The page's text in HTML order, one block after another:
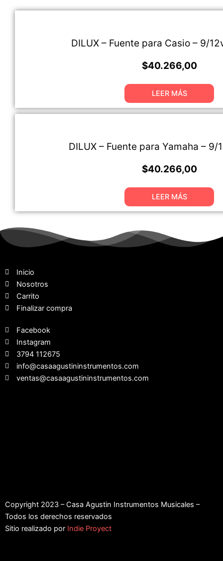
DILUX – Fuente para Casio – 9/
$40.266,00
LEER MÁS
DILUX – Fuente para Yamaha – 9/
$40.266,00
LEER MÁS
Inicio
Nosotros
Carrito
Finalizar compra
Facebook
Instagram
3794 112675
info@casaagustininstrumentos.com
ventas@casaagustininstrumentos.com
Copyright 2023 – Casa Agustin Instrumentos Musicales –
Todos los derechos reservados
Sitio realizado por Indie Proyect